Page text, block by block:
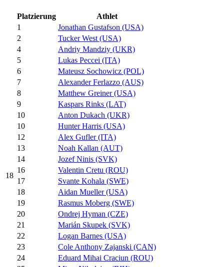
18
Platzierung
Athlet
1
Jonathan Gustafson (USA)
2
Tucker West (USA)
4
Andriy Mandziy (UKR)
5
Lukas Peccei (ITA)
6
Mateusz Sochowicz (POL)
7
Alexander Ferlazzo (AUS)
8
Matthew Greiner (USA)
9
Kaspars Rinks (LAT)
10
Anton Dukach (UKR)
10
Hunter Harris (USA)
12
Alex Gufler (ITA)
13
Noah Kallan (AUT)
14
Jozef Ninis (SVK)
16
Valentin Cretu (ROU)
17
Svante Kohala (SWE)
18
Aidan Mueller (USA)
19
Rasmus Moberg (SWE)
20
Ondrej Hyman (CZE)
21
Marián Skupek (SVK)
22
Logan Barnes (USA)
23
Cole Anthony Zajanski (CAN)
24
Eduard Mihai Craciun (ROU)